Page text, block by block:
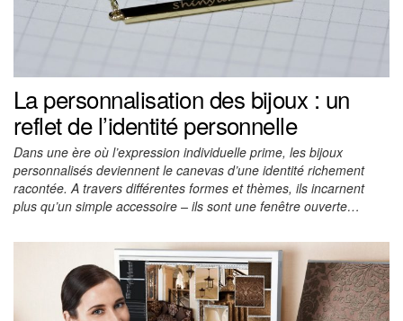
La personnalisation des bijoux : un
reflet de l’identité personnelle
Dans une ère où l’expression individuelle prime, les bijoux
personnalisés deviennent le canevas d’une identité richement
racontée. A travers différentes formes et thèmes, ils incarnent
plus qu’un simple accessoire – ils sont une fenêtre ouverte…